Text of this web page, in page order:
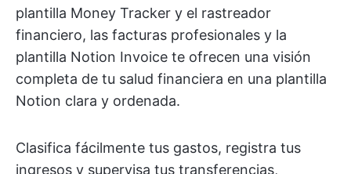
plantilla Money Tracker y el rastreador
financiero, las facturas profesionales y la
plantilla Notion Invoice te ofrecen una visión
completa de tu salud financiera en una plantilla
Notion clara y ordenada.
Clasifica fácilmente tus gastos, registra tus
ingresos y supervisa tus transferencias,